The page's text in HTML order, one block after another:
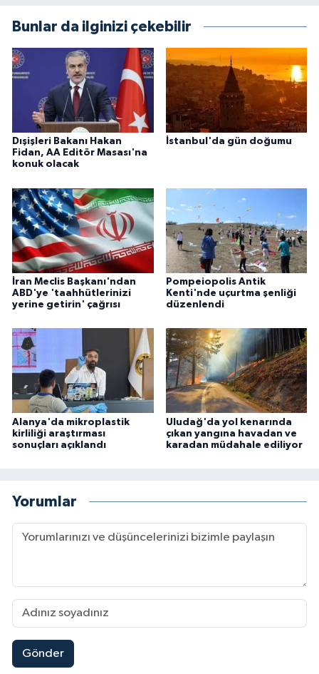
Bunlar da ilginizi çekebilir
Dışişleri Bakanı Hakan
Fidan, AA Editör Masası'na
konuk olacak
İstanbul'da gün doğumu
İran Meclis Başkanı'ndan
ABD'ye 'taahhütlerinizi
yerine getirin' çağrısı
Pompeiopolis Antik
Kenti'nde uçurtma şenliği
düzenlendi
Alanya'da mikroplastik
kirliliği araştırması
sonuçları açıklandı
Uludağ'da yol kenarında
çıkan yangına havadan ve
karadan müdahale ediliyor
Yorumlar
Gönder